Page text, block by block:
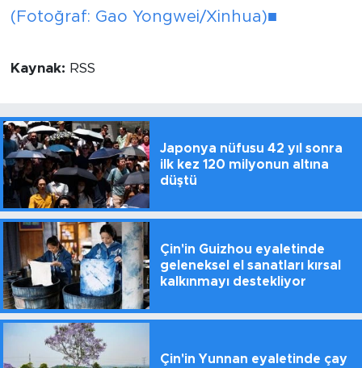
(Fotoğraf: Gao Yongwei/Xinhua)■
Kaynak: RSS
Japonya nüfusu 42 yıl sonra
ilk kez 120 milyonun altına
düştü
Çin'in Guizhou eyaletinde
geleneksel el sanatları kırsal
kalkınmayı destekliyor
Çin'in Yunnan eyaletinde çay